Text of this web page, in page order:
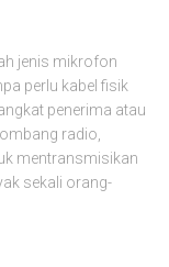
jenis mikrofon
perlu kabel fisik
penerima atau
radio,
mentransmisikan
sekali orang-